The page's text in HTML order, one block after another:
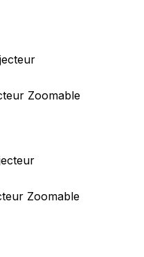
Zoomable
Zoomable